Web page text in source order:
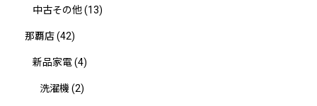
中古その他(13)
那覇店(42)
新品家電(4)
洗濯機 (2)